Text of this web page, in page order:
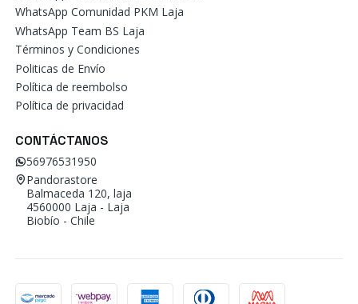
WhatsApp Comunidad PKM Laja
WhatsApp Team BS Laja
Términos y Condiciones
Politicas de Envío
Política de reembolso
Política de privacidad
CONTÁCTANOS
56976531950
Pandorastore
Balmaceda 120, laja
4560000 Laja - Laja
Biobío - Chile